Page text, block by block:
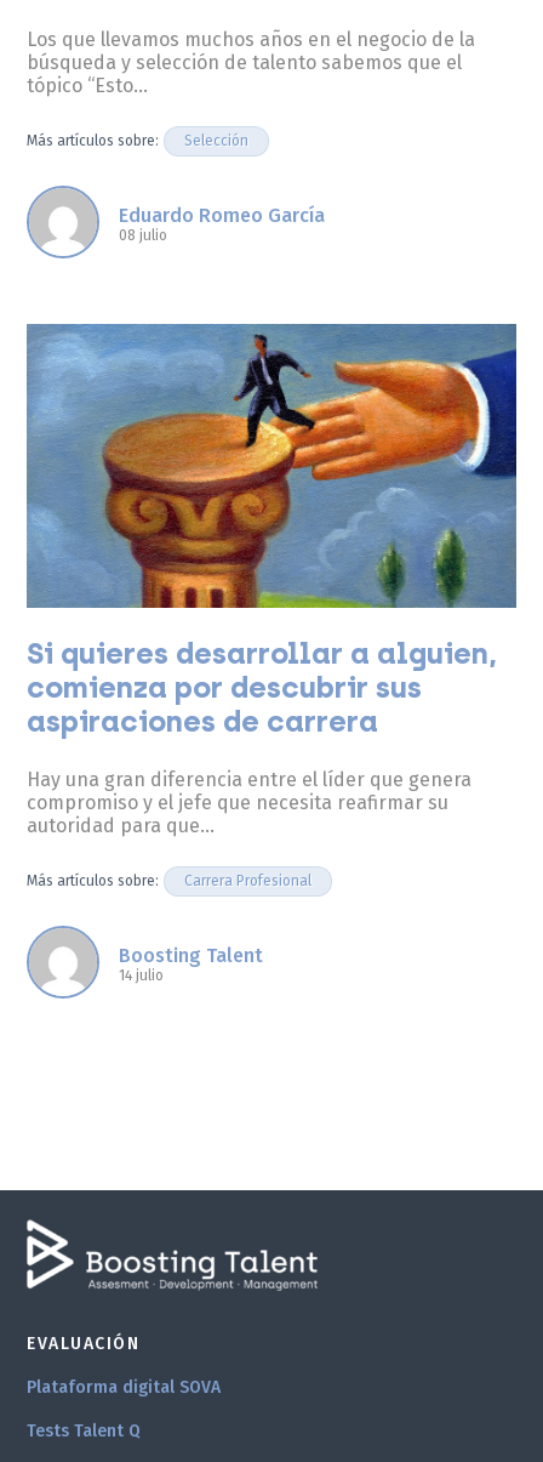
Los que llevamos muchos años en el negocio de la
búsqueda y selección de talento sabemos que el
tópico “Esto…
Más artículos sobre: Selección
Eduardo Romeo García
08 julio
Si quieres desarrollar a alguien,
comienza por descubrir sus
aspiraciones de carrera
Hay una gran diferencia entre el líder que genera
compromiso y el jefe que necesita reafirmar su
autoridad para que…
Más artículos sobre: Carrera Profesional
Boosting Talent
14 julio
EVALUACIÓN
Plataforma digital SOVA
Tests Talent Q